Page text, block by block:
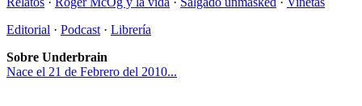
Editorial · Podcast· Librería
Sobre Underbrain
Nace el 21 de Febrero del 2010...